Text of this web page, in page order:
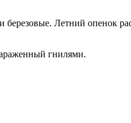
Летний опенок
гнилями.